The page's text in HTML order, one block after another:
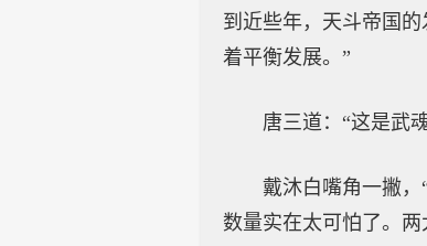
到近些年，天斗帝国
着平衡发展。”
唐三道：“这是武
戴沐白嘴角一撇
数量实在太可怕了。